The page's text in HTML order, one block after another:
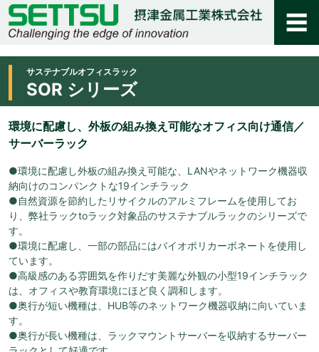
サステナブルオフィスラック
SOR シリーズ
環境に配慮し、外板の組み換え可能なオフィス向け通信／
サーバーラック
●環境に配慮し外板の組み換え可能な、LANやネットワーク機器収
納向けのコンパンクトな19インチラック
●自然資源を節約したリサイクルのアルミフレームを使用してお
り、弊社ラックtoラック対象品のサステナブルラックのシリーズで
す。
●環境に配慮し、一部の部品にはバイオポリカーボネートを使用し
ています。
●高級感のある雰囲気を作りだす美麗な外観の小型19インチラック
は、オフィスや教育環境にほど良く調和します。
●奥行が短い機種は、HUB等のネットワーク機器収納に向いていま
す。
●奥行が長い機種は、ラックマウントサーバーを収納するサーバー